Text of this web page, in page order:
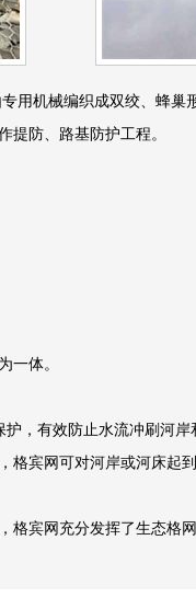
用机械编织成双绞、蜂
提防、路基防护工程。
一体。
，有效防止水流冲刷河岸
格宾网可对河岸或河床起
宾网充分发挥了生态格